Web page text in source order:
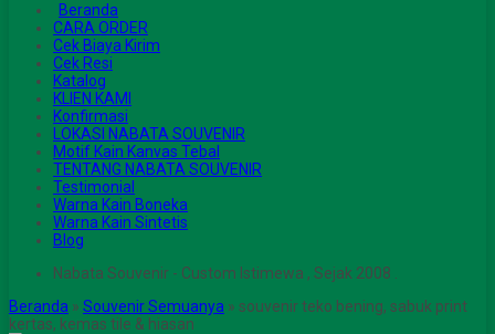
Beranda
CARA ORDER
Cek Biaya Kirim
Cek Resi
Katalog
KLIEN KAMI
Konfirmasi
LOKASI NABATA SOUVENIR
Motif Kain Kanvas Tebal
TENTANG NABATA SOUVENIR
Testimonial
Warna Kain Boneka
Warna Kain Sintetis
Blog
Nabata Souvenir - Custom Istimewa , Sejak 2008 .
Beranda » Souvenir Semuanya » souvenir teko bening, sabuk print
kertas, kemas tile & hiasan